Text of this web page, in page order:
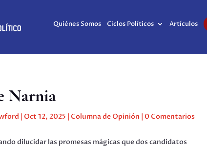
Quiénes Somos Ciclos Políticos Artículos
Narnia
| Oct 12, 2025 | Columna de Opinión | 0 Comentarios
dilucidar las promesas mágicas que dos candidatos